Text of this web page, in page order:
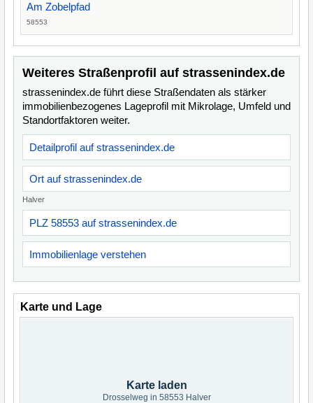
Am Zobelpfad
58553
Weiteres Straßenprofil auf strassenindex.de
strassenindex.de führt diese Straßendaten als stärker
immobilienbezogenes Lageprofil mit Mikrolage, Umfeld und
Standortfaktoren weiter.
Detailprofil auf strassenindex.de
Ort auf strassenindex.de
Halver
PLZ 58553 auf strassenindex.de
Immobilienlage verstehen
Karte und Lage
Karte laden
Drosselweg in 58553 Halver